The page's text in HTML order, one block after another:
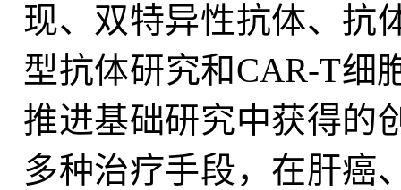
现、双特异性抗体、抗
型抗体研究和CAR-T细
推进基础研究中获得的
多种治疗手段，在肝癌